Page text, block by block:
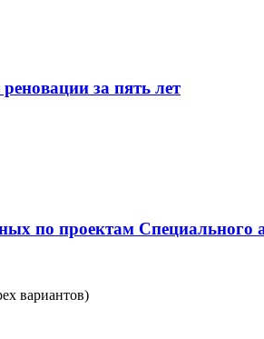
за пять лет
по проектам Специального
вариантов)